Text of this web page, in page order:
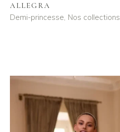
ALLEGRA
Demi-princesse Nos collections